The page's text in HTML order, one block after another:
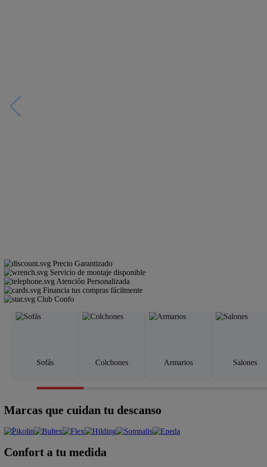
Precio Garantizado
Servicio de montaje disponible
Atención Personalizada
Financia tus compras fácilmente
Club Confo
Sofás Colchones Armarios Salones
Marcas que cuidan tu descanso
Confort a tu medida